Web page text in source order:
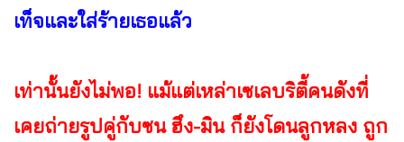
เท็จและใส่ร้ายเธอแล้ว
เท่านั้นยังไม่พอ! แม้แต่เหล่าเซเลบริตี้คนดังที่
เคยถ่ายรูปคู่กับซน ฮึง-มิน ก็ยังโดนลูกหลง ถูก